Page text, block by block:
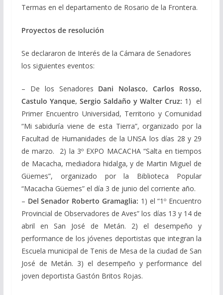
Termas en el departamento de Rosario de la Frontera.
Proyectos de resolución
Se declararon de Interés de la Cámara de Senadores
los siguientes eventos:
– De los Senadores Dani Nolasco, Carlos Rosso,
Castulo Yanque, Sergio Saldaño y Walter Cruz: 1) el
Primer Encuentro Universidad, Territorio y Comunidad
“Mi sabiduría viene de esta Tierra”, organizado por la
Facultad de Humanidades de la UNSA los días 28 y 29
de marzo. 2) la 3º EXPO MACACHA “Salta en tiempos
de Macacha, mediadora hidalga, y de Martin Miguel de
Güemes”, organizado por la Biblioteca Popular
“Macacha Güemes” el día 3 de junio del corriente año.
– Del Senador Roberto Gramaglia: 1) el “1º Encuentro
Provincial de Observadores de Aves” los días 13 y 14 de
abril en San José de Metán. 2) el desempeño y
performance de los jóvenes deportistas que integran la
Escuela municipal de Tenis de Mesa de la ciudad de San
José de Metán. 3) el desempeño y performance del
joven deportista Gastón Britos Rojas.